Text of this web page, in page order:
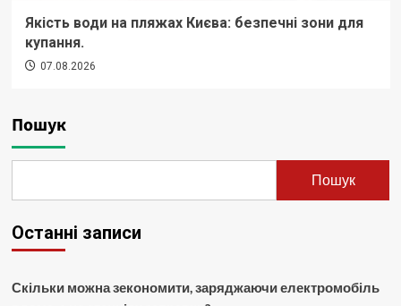
Якість води на пляжах Києва: безпечні зони для
купання.
07.08.2026
Пошук
Пошук
Останні записи
Скільки можна зекономити, заряджаючи електромобіль